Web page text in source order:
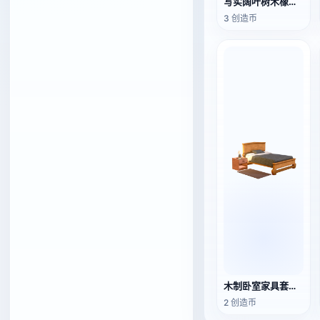
3 创造币
木制卧室家具套装（床、床头柜、地毯）
2 创造币